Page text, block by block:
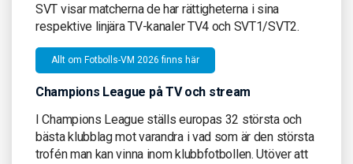
SVT visar matcherna de har rättigheterna i sina
respektive linjära TV-kanaler TV4 och SVT1/SVT2.
Allt om Fotbolls-VM 2026 finns här
Champions League på TV och stream
I Champions League ställs europas 32 största och
bästa klubblag mot varandra i vad som är den största
trofén man kan vinna inom klubbfotbollen. Utöver att